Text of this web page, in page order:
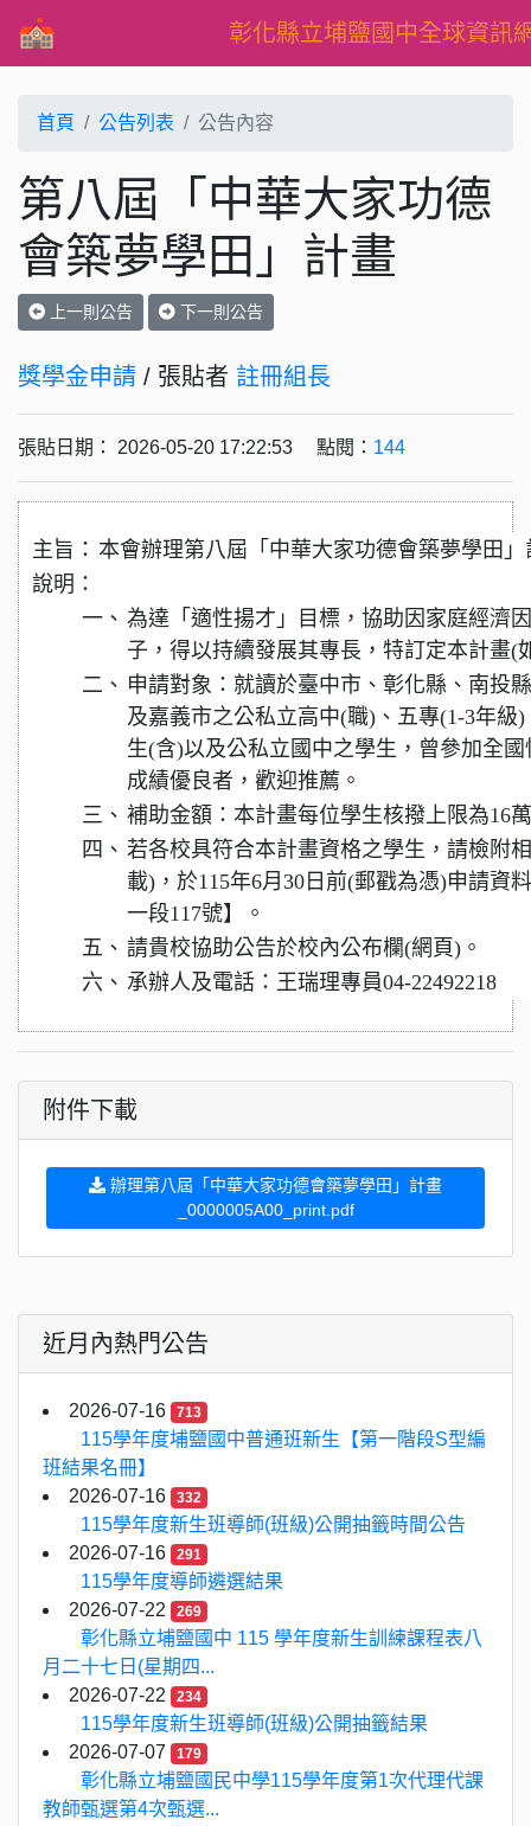
彰化縣立埔鹽國中全球資訊
首頁 公告列表 公告內容
第八屆「中華大家功德
會築夢學田」計畫
上一則公告 下一則公告
獎學金申請 / 張貼者 註冊組長
張貼日期： 2026-05-20 17:22:53 點閱： 144
主旨： 本會辦理第八屆「中華大家功德會築夢學田
說明：
一、 為達「適性揚才」目標，協助因家庭經濟
子，得以持續發展其專長，特訂定本計畫(
二、 申請對象：就讀於臺中市、彰化縣、南投
及嘉義市之公私立高中(職)、五專(1-3年
生(含)以及公私立國中之學生，曾參加全
成績優良者，歡迎推薦。
三、 補助金額：本計畫每位學生核撥上限為16
四、 若各校具符合本計畫資格之學生，請檢附
載)，於115年6月30日前(郵戳為憑)申請資
一段117號】。
五、 請貴校協助公告於校內公布欄(網頁)。
六、 承辦人及電話：王瑞理專員04-22492218
附件下載
辦理第八屆「中華大家功德會築夢學田」計畫
_0000005A00_print.pdf
近月內熱門公告
2026-07-16 713
115學年度埔鹽國中普通班新生【第一階段S型編
班結果名冊】
2026-07-16
332
115學年度新生班導師(班級)公開抽籤時間公告
2026-07-16
291
115學年度導師遴選結果
2026-07-22
269
彰化縣立埔鹽國中 115 學年度新生訓練課程表八
月二十七日(星期四...
2026-07-22
234
115學年度新生班導師(班級)公開抽籤結果
2026-07-07
179
彰化縣立埔鹽國民中學115學年度第1次代理代課
教師甄選第4次甄選...